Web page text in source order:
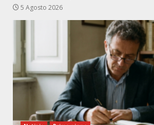
5 Agosto 2026